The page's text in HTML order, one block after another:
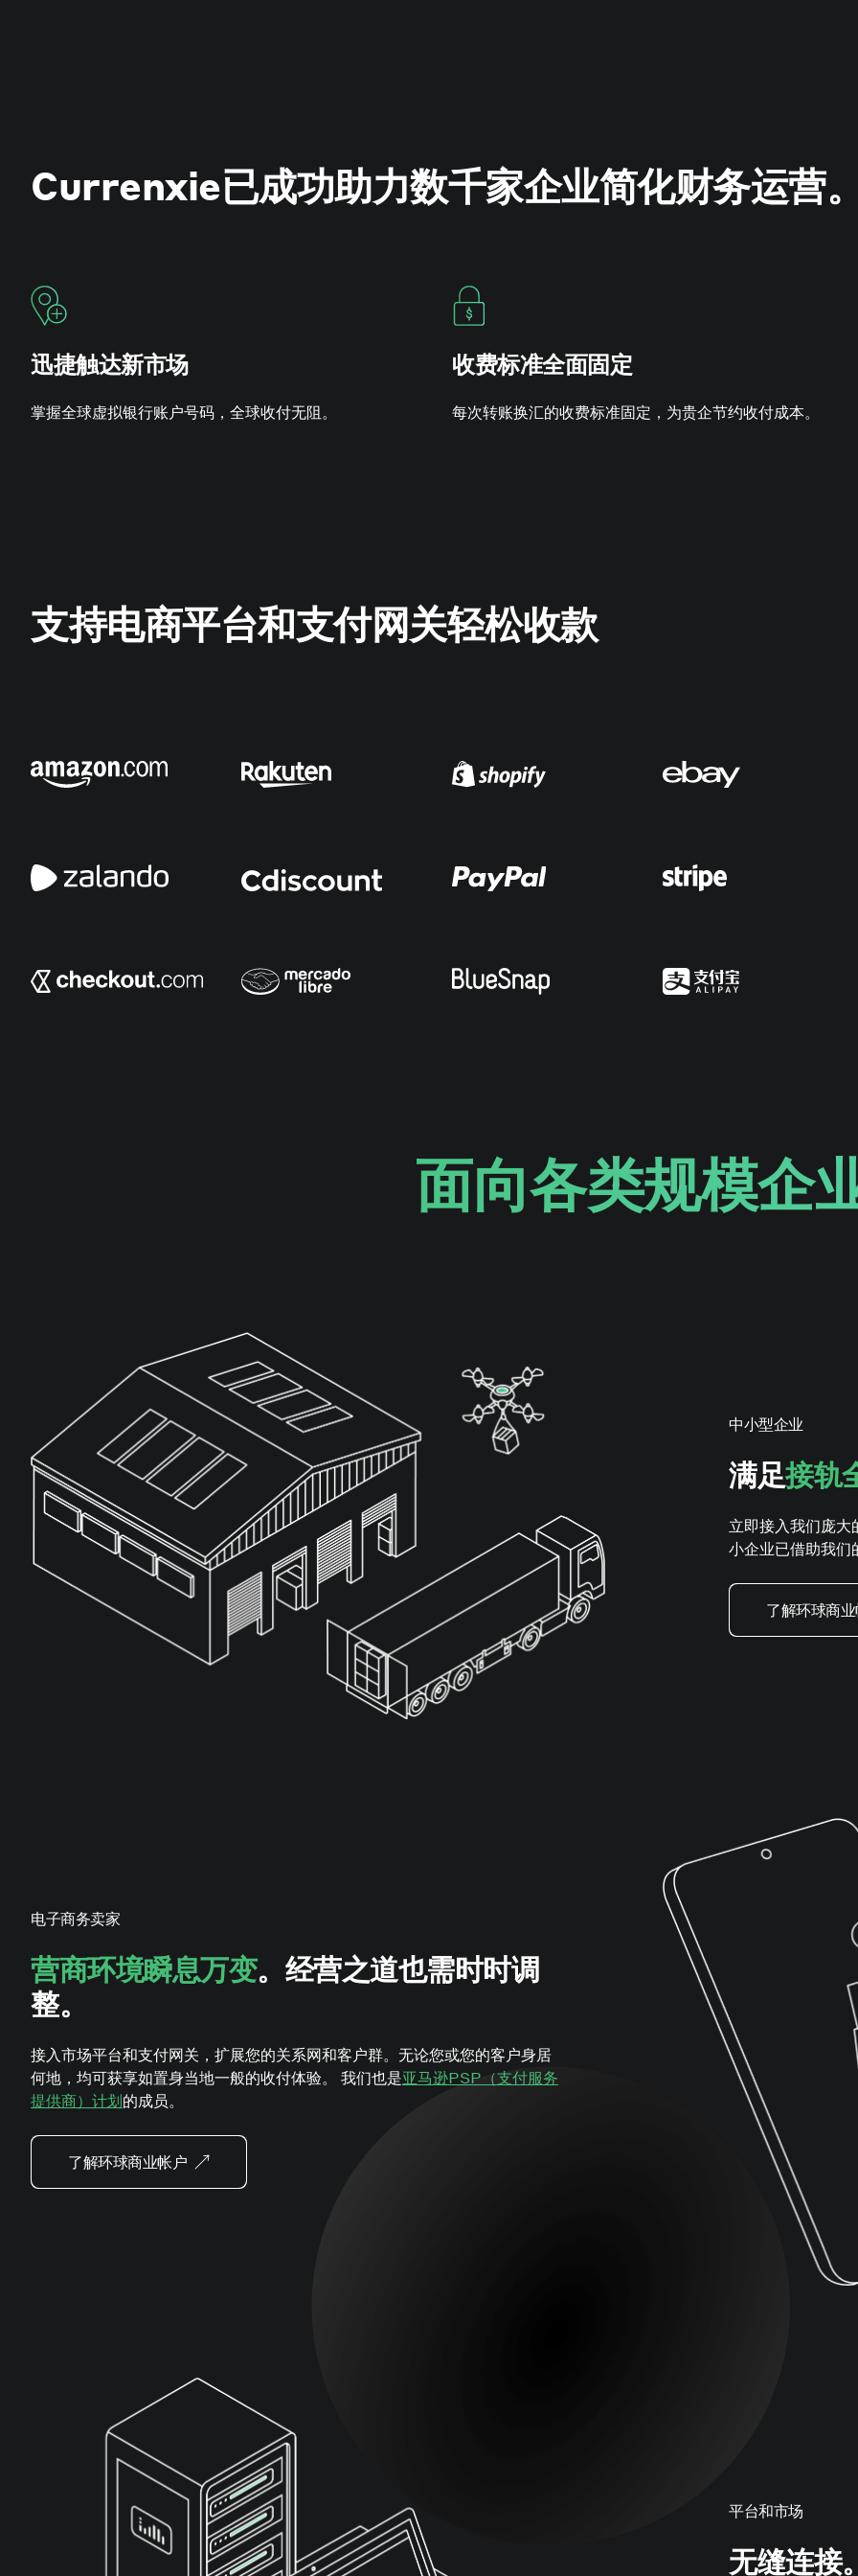
Currenxie已成功助力数千家企业简化财务运营
迅捷触达新市场
掌握全球虚拟银行账户号码，全球收付无阻。
收费标准全面固定
每次转账换汇的收费标准固定，为贵企节约收付成本。
支持电商平台和支付网关轻松收款
面向各类规模企
中小型企业
满足接轨
立即接入我们庞
小企业已借助我们
了解环球商
电子商务卖家
营商环境瞬息万变。经营之道也需时时调
整。
接入市场平台和支付网关，扩展您的关系网和客户群。无论您或您的客户身居
何地，均可获享如置身当地一般的收付体验。 我们也是亚马逊PSP（支付服务
提供商）计划的成员。
了解环球商业帐户
平台和市场
无缝连接